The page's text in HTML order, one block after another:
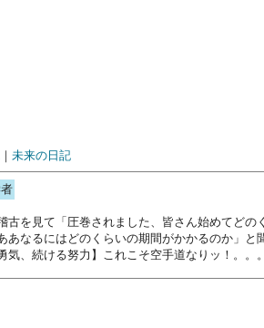
｜ 未来の日記
古を見て「圧巻されました、皆さん始めてど
あなるにはどのくらいの期間がかかるのか」
気、続ける努力】これこそ空手道なりッ！。。